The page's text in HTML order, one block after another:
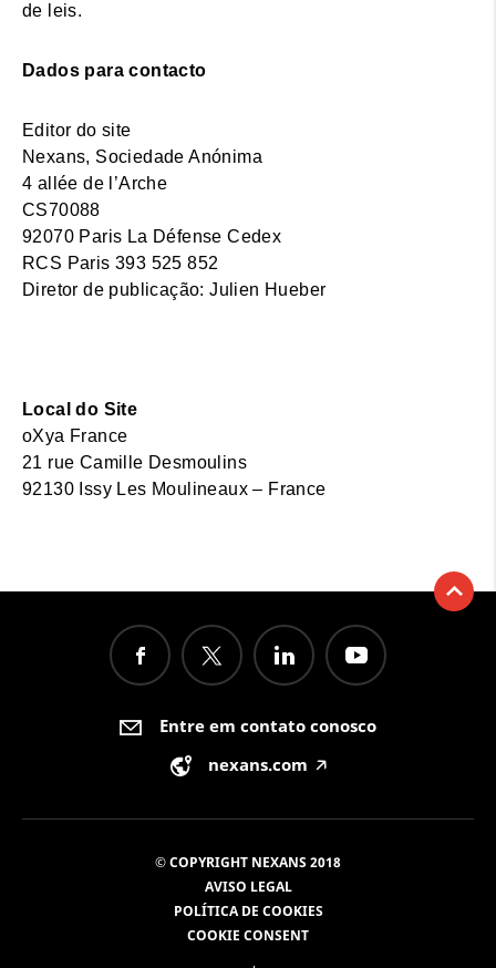
de leis.
Dados para contacto
Editor do site
Nexans, Sociedade Anónima
4 allée de l’Arche
CS70088
92070 Paris La Défense Cedex
RCS Paris 393 525 852
Diretor de publicação: Julien Hueber
Local do Site
oXya France
21 rue Camille Desmoulins
92130 Issy Les Moulineaux – France
Entre em contato conosco
nexans.com 🡥
© COPYRIGHT NEXANS 2018
AVISO LEGAL
POLÍTICA DE COOKIES
COOKIE CONSENT